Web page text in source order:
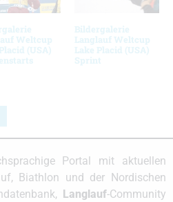
Weltcup
(USA)
Bildergalerie
Langlauf Weltcup
Lake Placid (USA)
Sprint
Portal mit aktuellen
Biathlon und der Nordischen
Langlauf-Community